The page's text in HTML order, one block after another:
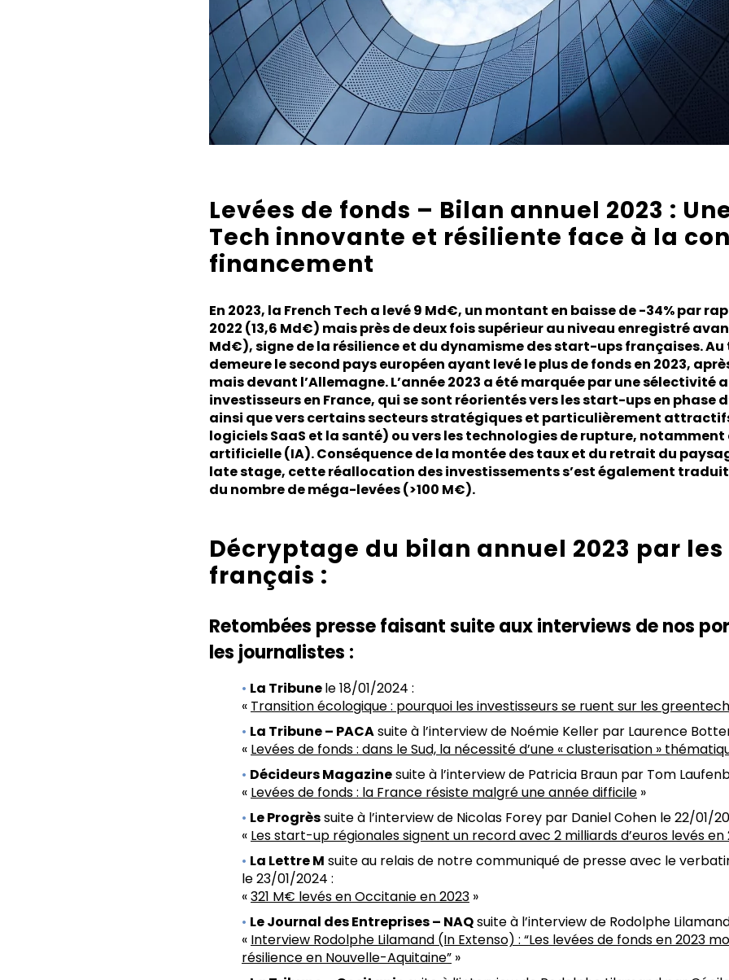
Levées de fonds – Bilan annuel 2023 :
Tech innovante et résiliente face à la
financement
En 2023, la French Tech a levé 9 Md€, un montant en baisse de -34% par
2022 (13,6 Md€) mais près de deux fois supérieur au niveau enregistré
Md€), signe de la résilience et du dynamisme des start-ups françaises.
demeure le second pays européen ayant levé le plus de fonds en 2023,
mais devant l’Allemagne. L’année 2023 a été marquée par une sélectivité
investisseurs en France, qui se sont réorientés vers les start-ups en phase
ainsi que vers certains secteurs stratégiques et particulièrement
logiciels SaaS et la santé) ou vers les technologies de rupture,
artificielle (IA). Conséquence de la montée des taux et du retrait du
late stage, cette réallocation des investissements s’est également
du nombre de méga-levées (>100 M€).
Décryptage du bilan annuel 2023 par
français :
Retombées presse faisant suite aux interviews de nos
les journalistes :
La Tribunele 18/01/2024 :
« Transition écologique : pourquoi les investisseurs se ruent sur les greentech
La Tribune – PACAsuite à l’interview de Noémie Keller par Laurence
« Levées de fonds : dans le Sud, la nécessité d’une « clusterisation »
Décideurs Magazinesuite à l’interview de Patricia Braun par Tom
« Levées de fonds : la France résiste malgré une année difficile »
Le Progrèssuite à l’interview de Nicolas Forey par Daniel Cohen le 22/01/
« Les start-up régionales signent un record avec 2 milliards d’euros levés en
La Lettre M suite au relais de notre communiqué de presse avec le
le 23/01/2024 :
«321 M€ levés en Occitanie en 2023 »
Le Journal des Entreprises – NAQsuite à l’interview de Rodolphe
« Interview Rodolphe Lilamand (In Extenso) : “Les levées de fonds en 2023
résilience en Nouvelle-Aquitaine” »